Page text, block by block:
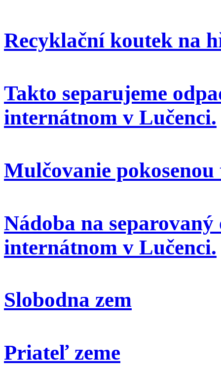
Recyklační koutek na
Takto separujeme
internátnom v Lučenci.
Mulčovanie
Nádoba na
internátnom v Lučenci.
Slobodna zem
Priateľ zeme